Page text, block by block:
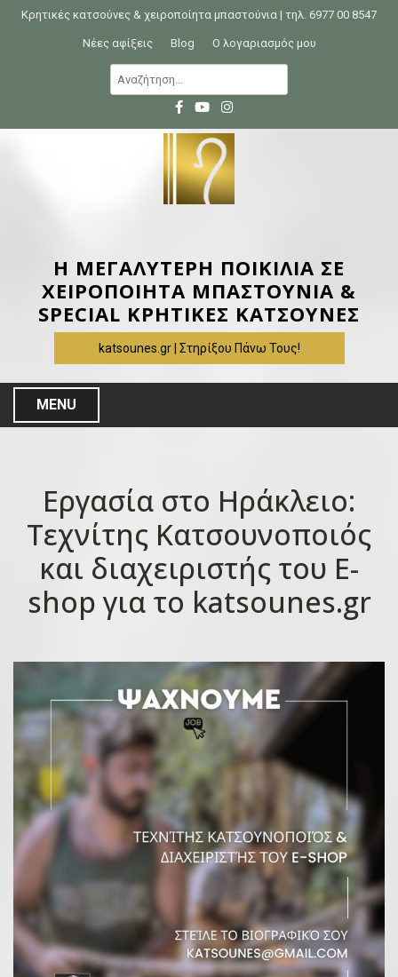
o
Κρητικές κατσούνες & χειροποίητα μπαστούνια | τηλ. 6977 00 8547
Νέες αφίξεις Blog Ο λογαριασμός μου
ν
η
γ
ι
:
Η ΜΕΓΑΛΥΤΕΡΗ ΠΟΙΚΙΛΙΑ ΣΕ
ΧΕΙΡΟΠΟΙΗΤΑ ΜΠΑΣΤΟΥΝΙΑ &
SPECIAL ΚΡΗΤΙΚΕΣ ΚΑΤΣΟΥΝΕΣ
katsounes.gr | Στηρίξου Πάνω Τους!
MENU
Εργασία στο Ηράκλειo:
Τεχνίτης Κατσουνοποιός
και διαχειριστής του E-
shop για το katsounes.gr